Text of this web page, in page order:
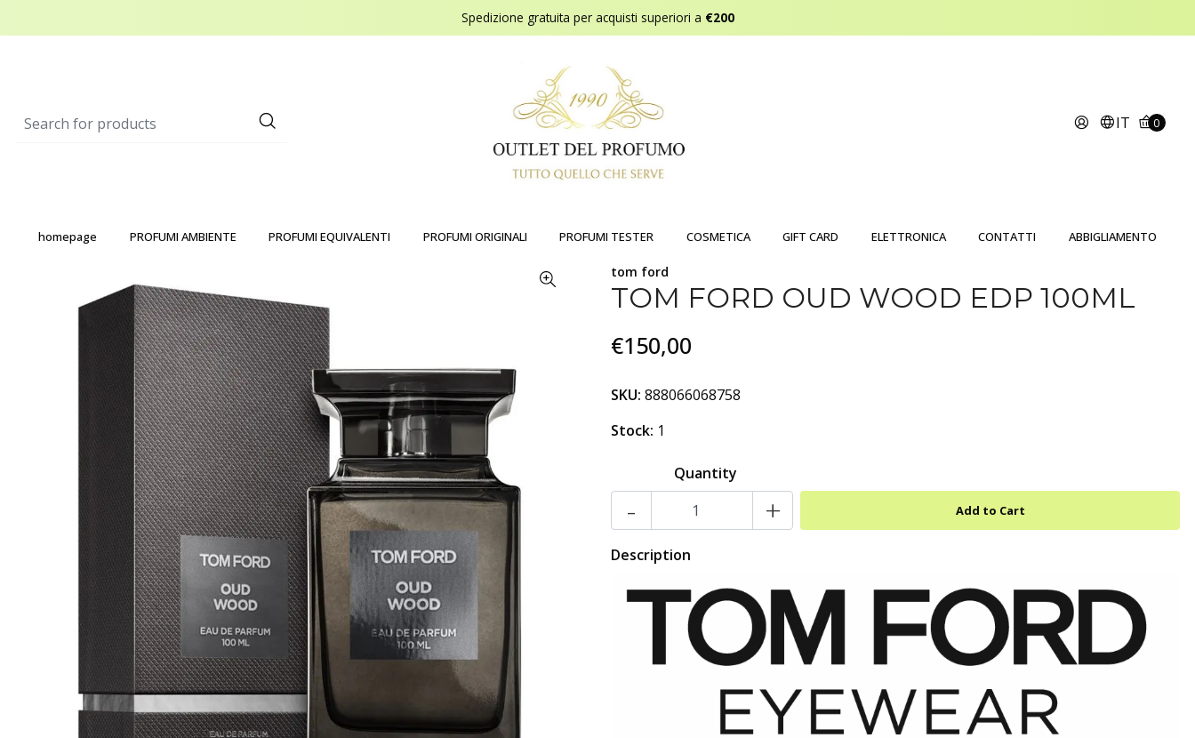
Spedizione gratuita per acquisti superiori a €200
IT 0
homepage PROFUMI AMBIENTE PROFUMI EQUIVALENTI PROFUMI ORIGINALI PROFUMI TESTER COSMETICA GIFT CARD ELETTRONICA CONTATTI ABBIGLIAMENTO
tom ford
TOM FORD OUD WOOD EDP 100ML
€150,00
SKU: 888066068758
Stock: 1
Quantity
- +
Description